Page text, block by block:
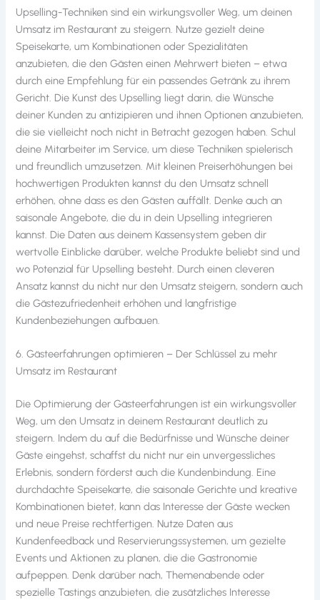
Upselling-Techniken sind ein wirkungsvoller Weg, um deinen
Umsatz im Restaurant zu steigern. Nutze gezielt deine
Speisekarte, um Kombinationen oder Spezialitäten
anzubieten, die den Gästen einen Mehrwert bieten – etwa
durch eine Empfehlung für ein passendes Getränk zu ihrem
Gericht. Die Kunst des Upselling liegt darin, die Wünsche
deiner Kunden zu antizipieren und ihnen Optionen anzubieten,
die sie vielleicht noch nicht in Betracht gezogen haben. Schul
deine Mitarbeiter im Service, um diese Techniken spielerisch
und freundlich umzusetzen. Mit kleinen Preiserhöhungen bei
hochwertigen Produkten kannst du den Umsatz schnell
erhöhen, ohne dass es den Gästen auffällt. Denke auch an
saisonale Angebote, die du in dein Upselling integrieren
kannst. Die Daten aus deinem Kassensystem geben dir
wertvolle Einblicke darüber, welche Produkte beliebt sind und
wo Potenzial für Upselling besteht. Durch einen cleveren
Ansatz kannst du nicht nur den Umsatz steigern, sondern auch
die Gästezufriedenheit erhöhen und langfristige
Kundenbeziehungen aufbauen.
6. Gästeerfahrungen optimieren – Der Schlüssel zu mehr
Umsatz im Restaurant
Die Optimierung der Gästeerfahrungen ist ein wirkungsvoller
Weg, um den Umsatz in deinem Restaurant deutlich zu
steigern. Indem du auf die Bedürfnisse und Wünsche deiner
Gäste eingehst, schaffst du nicht nur ein unvergessliches
Erlebnis, sondern förderst auch die Kundenbindung. Eine
durchdachte Speisekarte, die saisonale Gerichte und kreative
Kombinationen bietet, kann das Interesse der Gäste wecken
und neue Preise rechtfertigen. Nutze Daten aus
Kundenfeedback und Reservierungssystemen, um gezielte
Events und Aktionen zu planen, die die Gastronomie
aufpeppen. Denk darüber nach, Themenabende oder
spezielle Tastings anzubieten, die zusätzliches Interesse